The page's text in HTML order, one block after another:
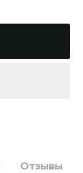
Отзывы